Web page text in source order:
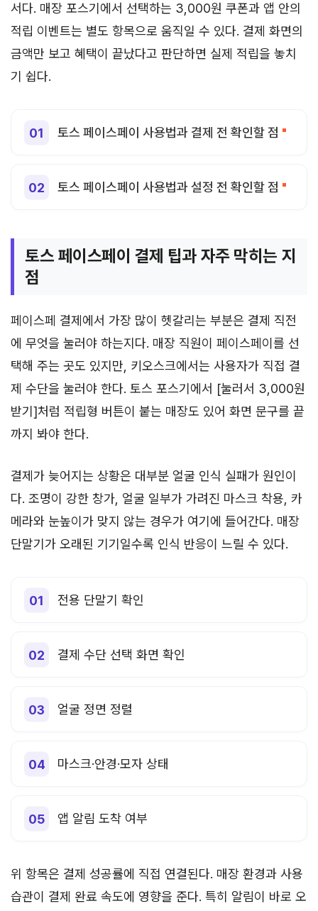
서다. 매장 포스기에서 선택하는 3,000원 쿠폰과 앱 안의
적립 이벤트는 별도 항목으로 움직일 수 있다. 결제 화면의
금액만 보고 혜택이 끝났다고 판단하면 실제 적립을 놓치
기 쉽다.
토스 페이스페이 사용법과 결제 전 확인할 점
토스 페이스페이 사용법과 설정 전 확인할 점
토스 페이스페이 결제 팁과 자주 막히는 지
점
페이스페 결제에서 가장 많이 헷갈리는 부분은 결제 직전
에 무엇을 눌러야 하는지다. 매장 직원이 페이스페이를 선
택해 주는 곳도 있지만, 키오스크에서는 사용자가 직접 결
제 수단을 눌러야 한다. 토스 포스기에서 [눌러서 3,000원
받기]처럼 적립형 버튼이 붙는 매장도 있어 화면 문구를 끝
까지 봐야 한다.
결제가 늦어지는 상황은 대부분 얼굴 인식 실패가 원인이
다. 조명이 강한 창가, 얼굴 일부가 가려진 마스크 착용, 카
메라와 눈높이가 맞지 않는 경우가 여기에 들어간다. 매장
단말기가 오래된 기기일수록 인식 반응이 느릴 수 있다.
전용 단말기 확인
결제 수단 선택 화면 확인
얼굴 정면 정렬
마스크·안경·모자 상태
앱 알림 도착 여부
위 항목은 결제 성공률에 직접 연결된다. 매장 환경과 사용
습관이 결제 완료 속도에 영향을 준다. 특히 알림이 바로 오